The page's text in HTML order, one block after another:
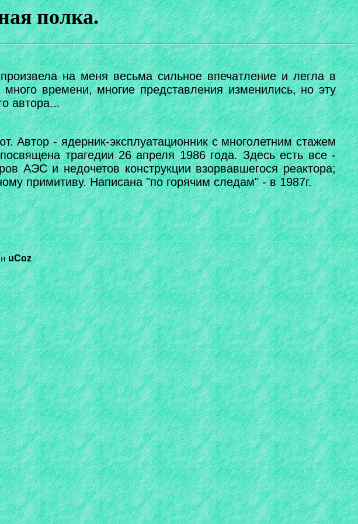
полка.
на меня весьма сильное впечатление и легла в
времени, многие представления изменились, но эту
автора...
Автор - ядерник-эксплуатационник с многолетним стажем
трагедии 26 апреля 1986 года. Здесь есть все -
АЭС и недочетов конструкции взорвавшегося реактора;
примитиву. Написана "по горячим следам" - в 1987г.
aLex
uCoz